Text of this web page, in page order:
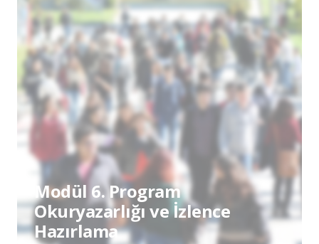
Modül 6. Program
Okuryazarlığı ve İzlence
Hazırlama